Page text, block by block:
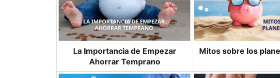
La Importancia de Empezar
Ahorrar Temprano
Mitos sobre los